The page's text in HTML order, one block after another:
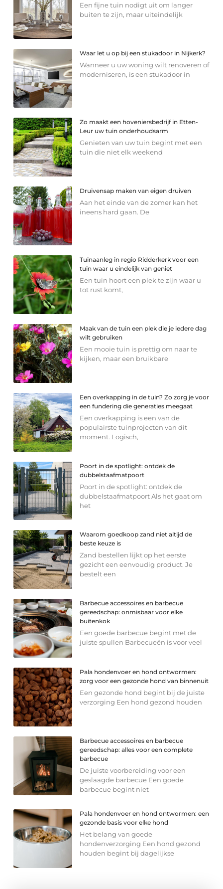
Een fijne tuin nodigt uit om langer
buiten te zijn, maar uiteindelijk
Waar let u op bij een stukadoor in Nijkerk?
Wanneer u uw woning wilt renoveren of
moderniseren, is een stukadoor in
Zo maakt een hoveniersbedrijf in Etten-
Leur uw tuin onderhoudsarm
Genieten van uw tuin begint met een
tuin die niet elk weekend
Druivensap maken van eigen druiven
Aan het einde van de zomer kan het
ineens hard gaan. De
Tuinaanleg in regio Ridderkerk voor een
tuin waar u eindelijk van geniet
Een tuin hoort een plek te zijn waar u
tot rust komt,
Maak van de tuin een plek die je iedere dag
wilt gebruiken
Een mooie tuin is prettig om naar te
kijken, maar een bruikbare
Een overkapping in de tuin? Zo zorg je voor
een fundering die generaties meegaat
Een overkapping is een van de
populairste tuinprojecten van dit
moment. Logisch,
Poort in de spotlight: ontdek de
dubbelstaafmatpoort
Poort in de spotlight: ontdek de
dubbelstaafmatpoort Als het gaat om
het
Waarom goedkoop zand niet altijd de
beste keuze is
Zand bestellen lijkt op het eerste
gezicht een eenvoudig product. Je
bestelt een
Barbecue accessoires en barbecue
gereedschap: onmisbaar voor elke
buitenkok
Een goede barbecue begint met de
juiste spullen Barbecueën is voor veel
Pala hondenvoer en hond ontwormen:
zorg voor een gezonde hond van binnenuit
Een gezonde hond begint bij de juiste
verzorging Een hond gezond houden
Barbecue accessoires en barbecue
gereedschap: alles voor een complete
barbecue
De juiste voorbereiding voor een
geslaagde barbecue Een goede
barbecue begint niet
Pala hondenvoer en hond ontwormen: een
gezonde basis voor elke hond
Het belang van goede
hondenverzorging Een hond gezond
houden begint bij dagelijkse